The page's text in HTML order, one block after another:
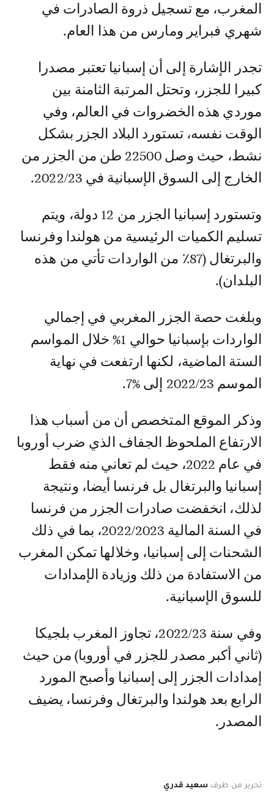
المغرب، مع تسجيل ذروة الصادرات في
شهري فبراير ومارس من هذا العام.
تجدر الإشارة إلى أن إسبانيا تعتبر مصدرا
كبيرا للجزر، وتحتل المرتبة الثامنة بين
موردي هذه الخضروات في العالم، وفي
الوقت نفسه، تستورد البلاد الجزر بشكل
نشط، حيث وصل 22500 طن من الجزر من
الخارج إلى السوق الإسبانية في 2022/23.
وتستورد إسبانيا الجزر من 12 دولة، ويتم
تسليم الكميات الرئيسية من هولندا وفرنسا
والبرتغال (87٪ من الواردات تأتي من هذه
البلدان).
وبلغت حصة الجزر المغربي في إجمالي
الواردات بإسبانيا حوالي 1% خلال المواسم
الستة الماضية، لكنها ارتفعت في نهاية
الموسم 2022/23 إلى %7.
وذكر الموقع المتخصص أن من أسباب هذا
الارتفاع الملحوظ الجفاف الذي ضرب أوروبا
في عام 2022، حيث لم تعاني منه فقط
إسبانيا والبرتغال بل فرنسا أيضا، ونتيجة
لذلك، انخفضت صادرات الجزر من فرنسا
في السنة المالية 2022/2023، بما في ذلك
الشحنات إلى إسبانيا، وخلالها تمكن المغرب
من الاستفادة من ذلك وزيادة الإمدادات
للسوق الإسبانية.
وفي سنة 2022/23، تجاوز المغرب بلجيكا
(ثاني أكبر مصدر للجزر في أوروبا) من حيث
إمدادات الجزر إلى إسبانيا وأصبح المورد
الرابع بعد هولندا والبرتغال وفرنسا، يضيف
المصدر.
تحرير من طرف سعيد قدري